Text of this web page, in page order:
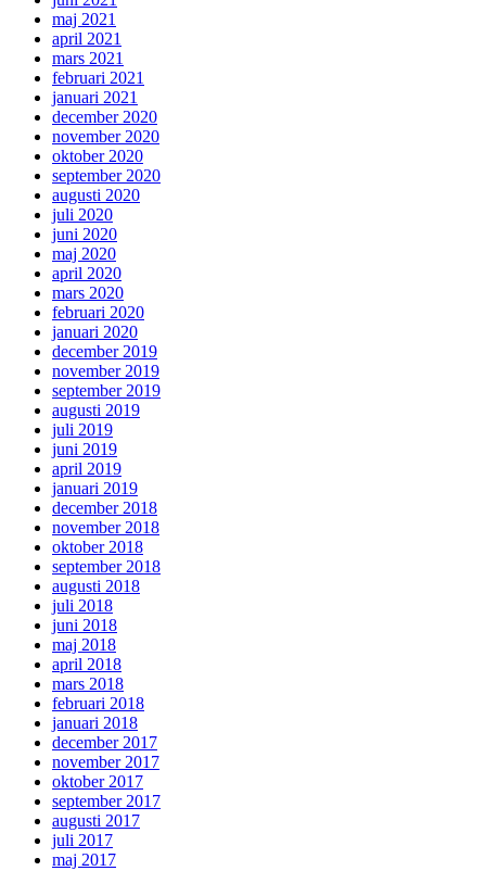
maj 2021
april 2021
mars 2021
februari 2021
januari 2021
december 2020
november 2020
oktober 2020
september 2020
augusti 2020
juli 2020
juni 2020
maj 2020
april 2020
mars 2020
februari 2020
januari 2020
december 2019
november 2019
september 2019
augusti 2019
juli 2019
juni 2019
april 2019
januari 2019
december 2018
november 2018
oktober 2018
september 2018
augusti 2018
juli 2018
juni 2018
maj 2018
april 2018
mars 2018
februari 2018
januari 2018
december 2017
november 2017
oktober 2017
september 2017
augusti 2017
juli 2017
maj 2017